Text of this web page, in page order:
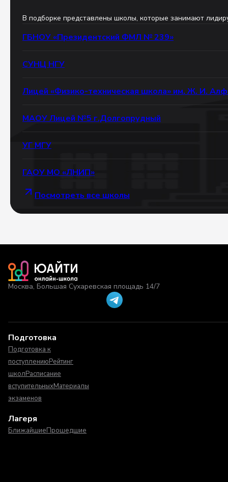
В подборке представлены школы, которые занимают
ГБНОУ «Президентский ФМЛ № 239»
СУНЦ НГУ
Лицей «Физико-техническая школа» им. Ж. И.
МАОУ Лицей №5 г.Долгопрудный
УГ МГУ
ГАОУ МО «ЛНИП»
Посмотреть все школы
Москва, Большая Сухаревская площадь 14/7
Подготовка
Подготовка к
поступлениюРейтинг
школРасписание
вступительныхМатериалы
экзаменов
Лагеря
БлижайшиеПрошедшие